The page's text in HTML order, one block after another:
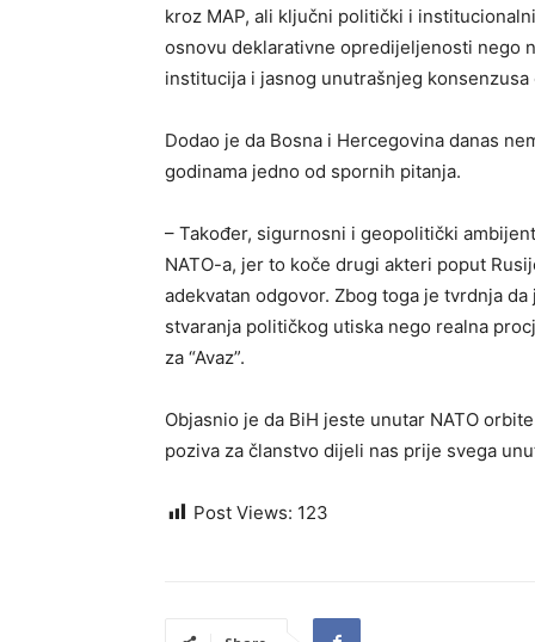
kroz MAP, ali ključni politički i
osnovu deklarativne opredijeljenosti nego
institucija i jasnog unutrašnjeg konsenzusa
Dodao je da Bosna i Hercegovina danas
godinama jedno od spornih pitanja.
– Također, sigurnosni i geopolitički
NATO-a, jer to koče drugi akteri poput
adekvatan odgovor. Zbog toga je tvrdnja
stvaranja političkog utiska nego realna
za “Avaz”.
Objasnio je da BiH jeste unutar NATO
poziva za članstvo dijeli nas prije svega
Post Views: 123